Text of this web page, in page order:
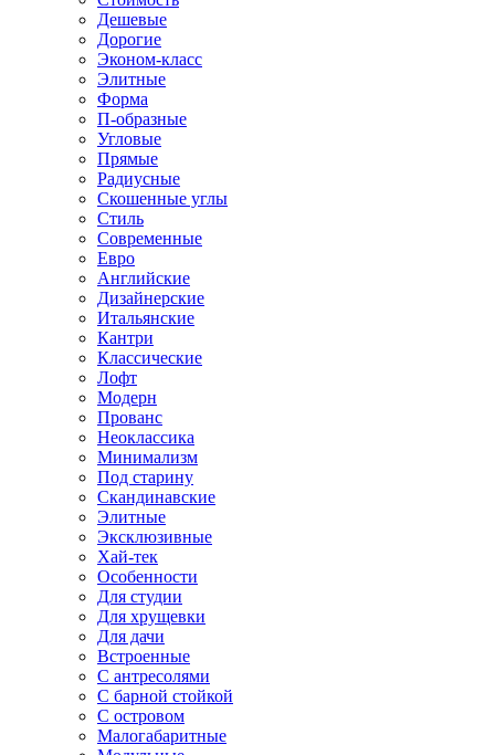
Дешевые
Дорогие
Эконом-класс
Элитные
Форма
П-образные
Угловые
Прямые
Радиусные
Скошенные углы
Стиль
Современные
Евро
Английские
Дизайнерские
Итальянские
Кантри
Классические
Лофт
Модерн
Прованс
Неоклассика
Минимализм
Под старину
Скандинавские
Элитные
Эксклюзивные
Хай-тек
Особенности
Для студии
Для хрущевки
Для дачи
Встроенные
С антресолями
С барной стойкой
С островом
Малогабаритные